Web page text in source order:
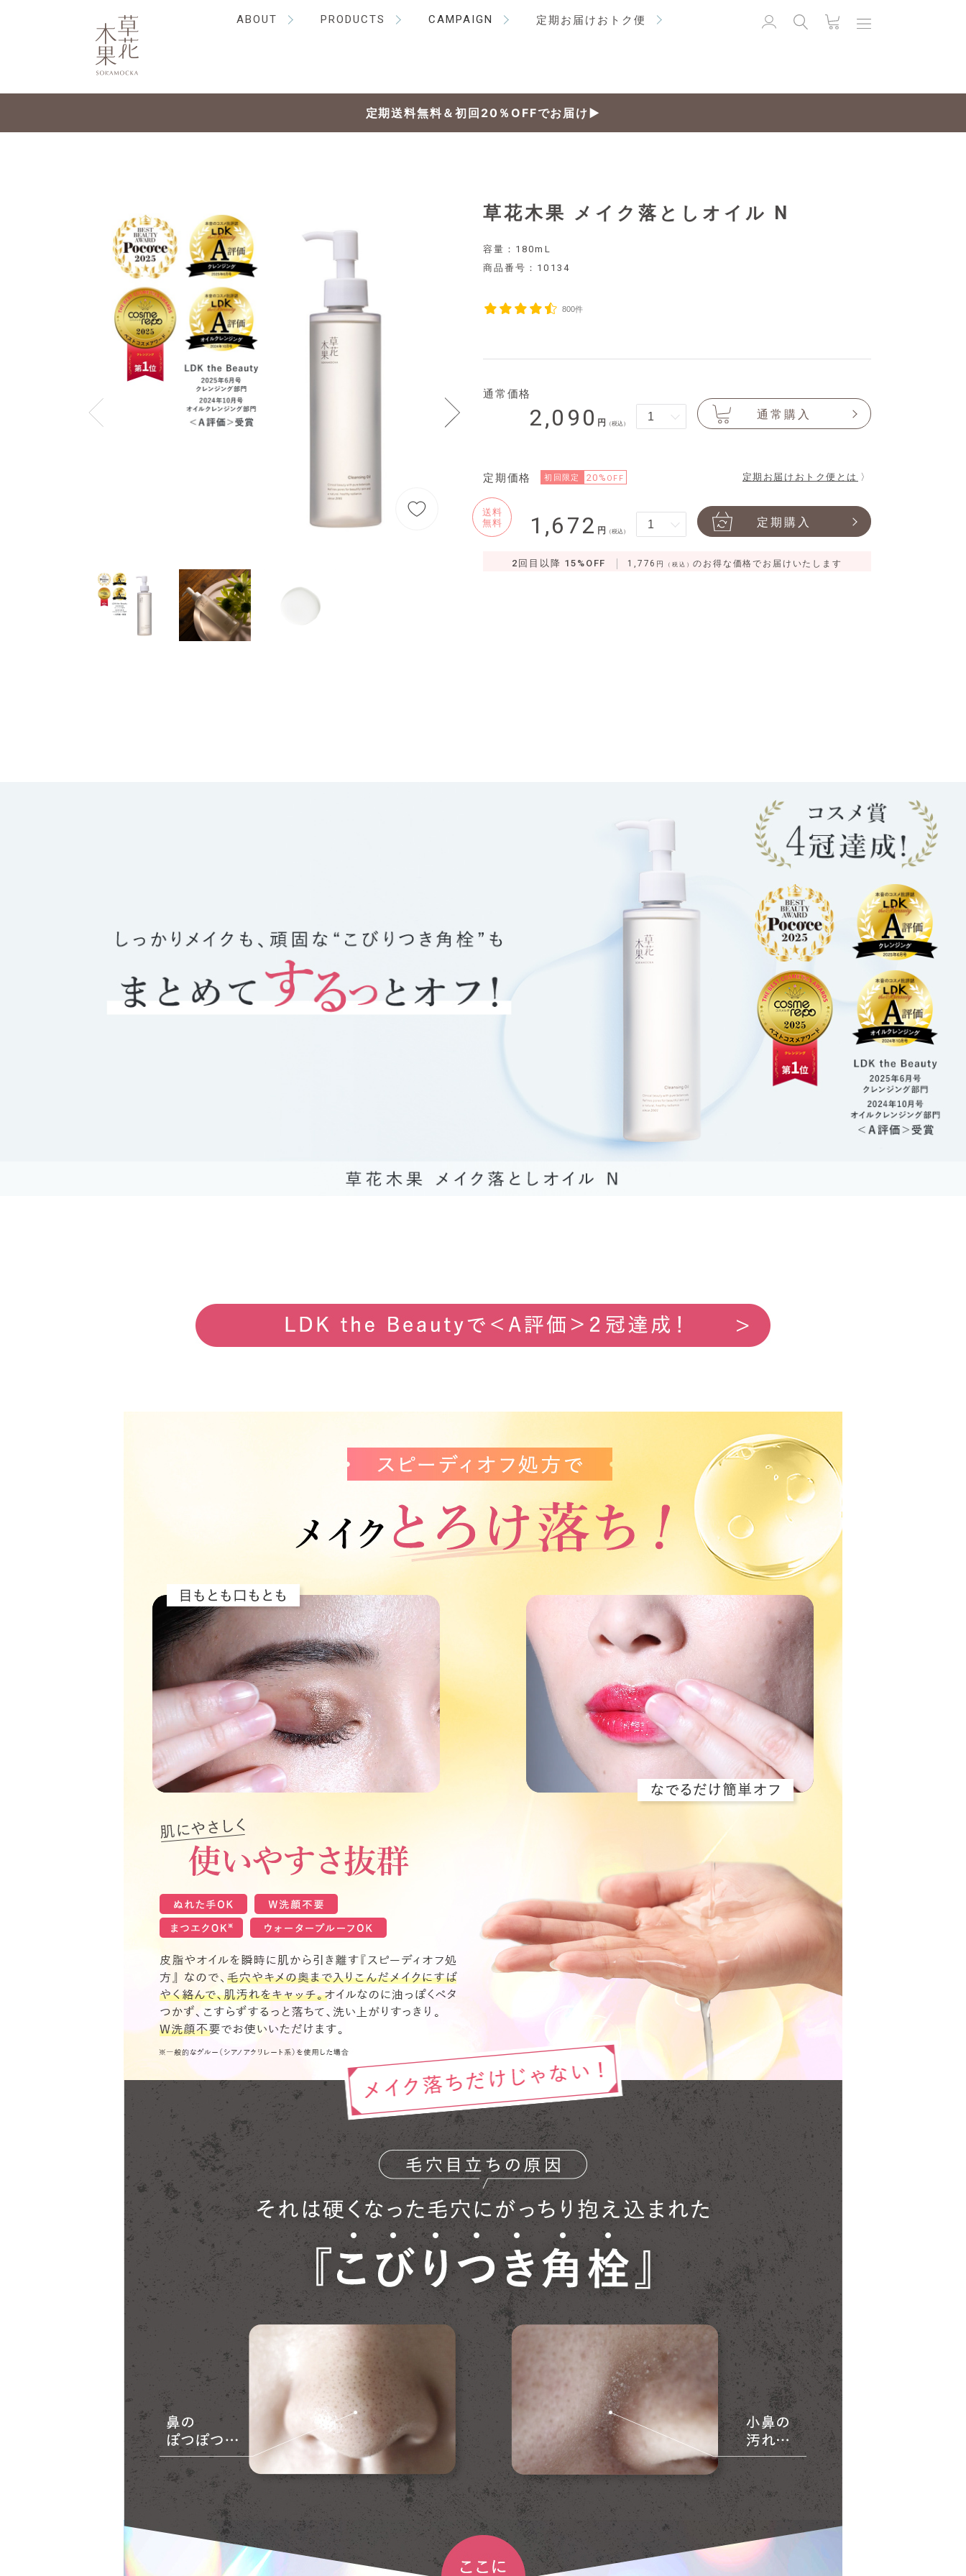
ABOUT PRODUCTS CAMPAIGN 定期お届けおトク便
定期送料無料＆初回20％OFFでお届け▶
草花木果 メイク落としオイル N
容量：180mL
商品番号： 10134
800件
通常価格
2,090 （税込）
通常購入
初回限定 20% OFF 定期お届けおトク便とは 〉
定期価格
送料
無料
1,672 （税込）
定期購入
2回目以降 15%OFF 1,776 円 （税込）のお得な価格でお届けいたします